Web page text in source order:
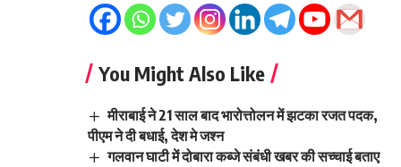
You Might Also Like
मीराबाई ने 21 साल बाद भारोत्तोलन में झटका रजत पदक,
पीएम ने दी बधाई, देश मे जश्न
गलवान घाटी में दोबारा कब्जे संबंधी खबर की सच्चाई बताए